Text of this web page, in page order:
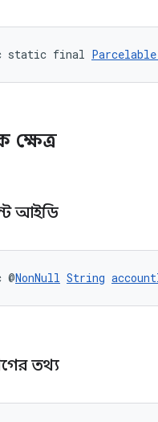
static final
ক্ষেত্র
আইডি
NonNull String
তথ্য